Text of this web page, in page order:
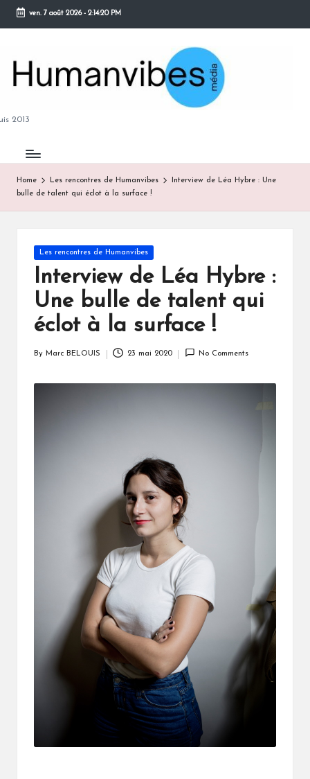
Skip
content
ven. 7 août 2026- 2:14:21 PM
2013
Home Les rencontres de Humanvibes
Interview de Léa Hybre : Une
bulle de talent qui éclot à la surface !
Posted
in
Les rencontres de Humanvibes
Interview de Léa Hybre :
Une bulle de talent qui
éclot à la surface !
By Marc BELOUIS 23 mai 2020 No Comments